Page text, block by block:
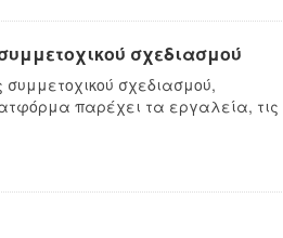
σχεδιασμού
σχεδιασμού,
παρέχει τα εργαλεία, τις